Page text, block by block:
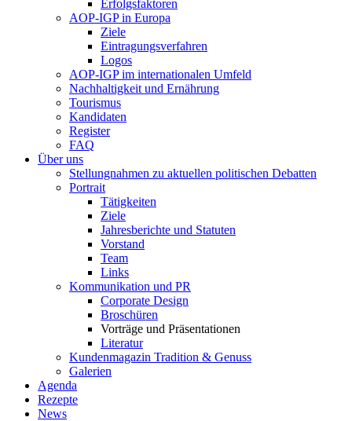
Erfolgsfaktoren
AOP-IGP in Europa
Ziele
Eintragungsverfahren
Logos
AOP-IGP im internationalen Umfeld
Nachhaltigkeit und Ernährung
Tourismus
Kandidaten
Register
FAQ
Über uns
Stellungnahmen zu aktuellen politischen Debatten
Portrait
Tätigkeiten
Ziele
Jahresberichte und Statuten
Vorstand
Team
Links
Kommunikation und PR
Corporate Design
Broschüren
Vorträge und Präsentationen
Literatur
Kundenmagazin Tradition & Genuss
Galerien
Agenda
Rezepte
News